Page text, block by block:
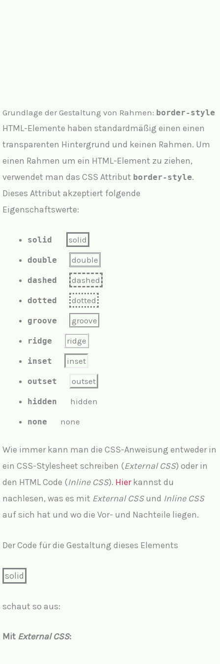
Grundlage der Gestaltung von Rahmen: border-style
HTML-Elemente haben standardmäßig einen einen
transparenten Hintergrund und keinen Rahmen. Um
einen Rahmen um ein HTML-Element zu ziehen,
verwendet man das CSS Attribut border-style.
Dieses Attribut akzeptiert folgende
Eigenschaftswerte:
solid solid
double double
dashed dashed
dotted dotted
groove groove
ridge ridge
inset inset
outset outset
hidden hidden
none none
Wie immer kann man die CSS-Anweisung entweder in
ein CSS-Stylesheet schreiben (External CSS) oder in
den HTML Code (Inline CSS). Hierkannst du
nachlesen, was es mit External CSSund Inline CSS
auf sich hat und wo die Vor- und Nachteile liegen.
Der Code für die Gestaltung dieses Elements
solid
schaut so aus:
Mit External CSS: